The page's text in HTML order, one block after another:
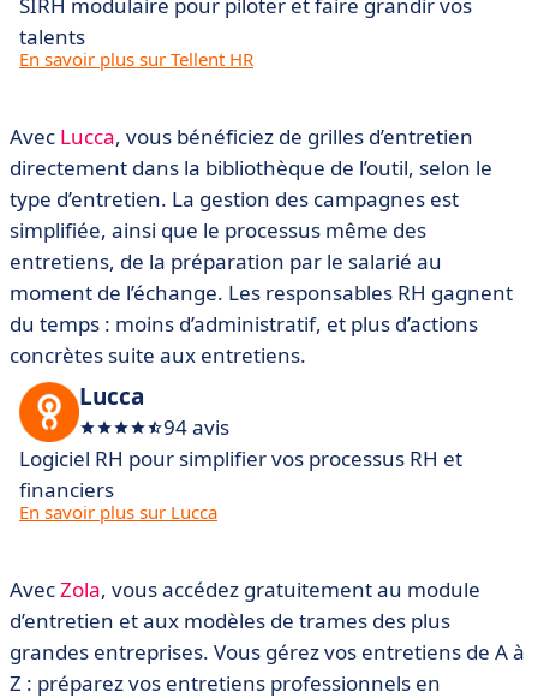
talents
En savoir plus sur Tellent HR
Avec Lucca, vous bénéficiez de grilles d’entretien
directement dans la bibliothèque de l’outil, selon le
type d’entretien. La gestion des campagnes est
simplifiée, ainsi que le processus même des
entretiens, de la préparation par le salarié au
moment de l’échange. Les responsables RH gagnent
du temps : moins d’administratif, et plus d’actions
concrètes suite aux entretiens.
Lucca
94 avis
Logiciel RH pour simplifier vos processus RH et
financiers
En savoir plus sur Lucca
AvecZola, vous accédez gratuitement au module
d’entretien et aux modèles de trames des plus
grandes entreprises. Vous gérez vos entretiens de A à
Z : préparez vos entretiens professionnels en